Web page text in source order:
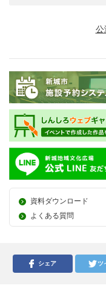
公
資料ダウンロード
よくある質問
シェア ツ